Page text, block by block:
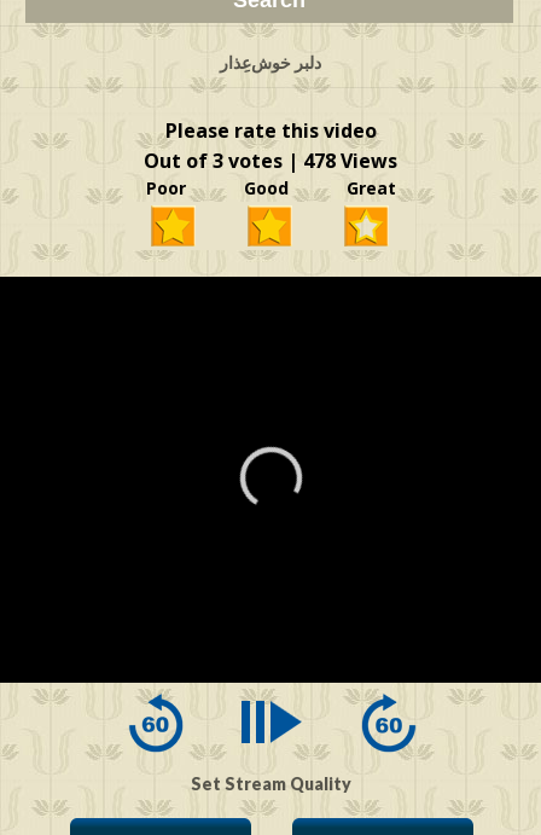
دلبر خوش‌عِذار
Please rate this video
Out of 3 votes | 478 Views
Poor Good Great
seconds
0
Set Stream Quality